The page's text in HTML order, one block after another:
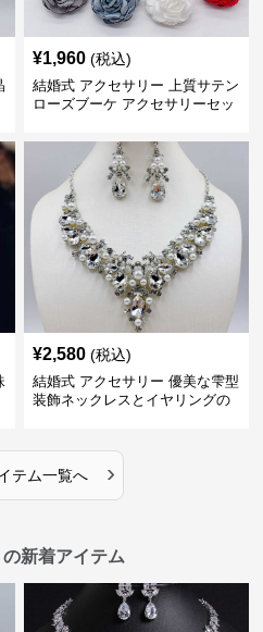
¥1,960 (税込)
結婚式 アクセサリー 上質サテン
ローズブーケ アクセサリーセッ
¥2,580 (税込)
結婚式 アクセサリー 優美な雫型
装飾ネックレスとイヤリングの
テム一覧へ ›
新着アイテム